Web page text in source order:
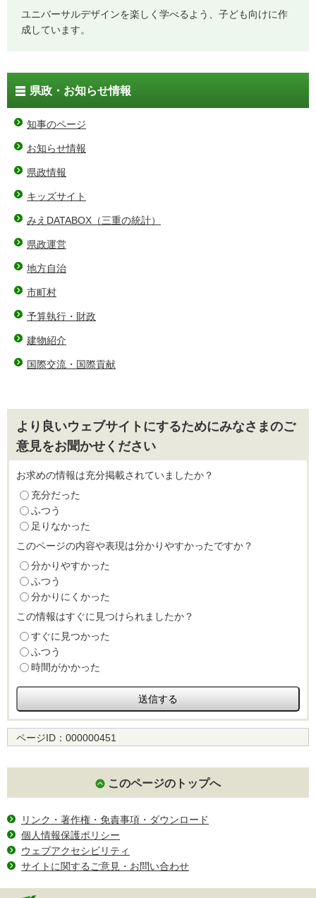
ユニバーサルデザインを楽しく学べるよう、子ども向けに作
成しています。
県政・お知らせ情報
知事のページ
お知らせ情報
県政情報
キッズサイト
みえDATABOX（三重の統計）
県政運営
地方自治
市町村
予算執行・財政
建物紹介
国際交流・国際貢献
より良いウェブサイトにするためにみなさまのご
意見をお聞かせください
お求めの情報は充分掲載されていましたか？
充分だった
ふつう
足りなかった
このページの内容や表現は分かりやすかったですか？
分かりやすかった
ふつう
分かりにくかった
この情報はすぐに見つけられましたか？
すぐに見つかった
ふつう
時間がかかった
ページID： 000000451
このページのトップへ
リンク・著作権・免責事項・ダウンロード
個人情報保護ポリシー
ウェブアクセシビリティ
サイトに関するご意見・お問い合わせ